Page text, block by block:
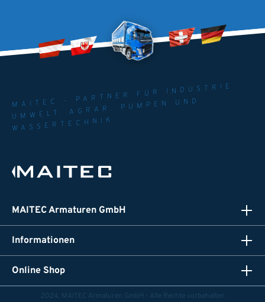
MAITEC - PARTNER FÜR INDUSTRIE.
UMWELT. AGRAR. PUMPEN UND
WASSERTECHNIK
MAITEC Armaturen GmbH
Informationen
Online Shop
2024, MAITEC Armaturen GmbH - Alle Rechte vorbehalten